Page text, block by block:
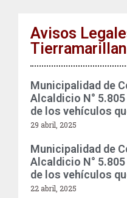
Avisos
Municipalidad de
Alcaldicio N°
de los vehículos
29 abril, 2025
Municipalidad de
Alcaldicio N°
de los vehículos
22 abril, 2025